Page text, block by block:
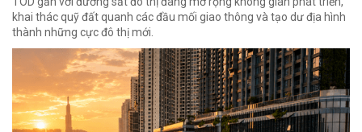
khai thác quỹ đất quanh các đầu mối giao thông và tạo dư địa hình
thành những cực đô thị mới.